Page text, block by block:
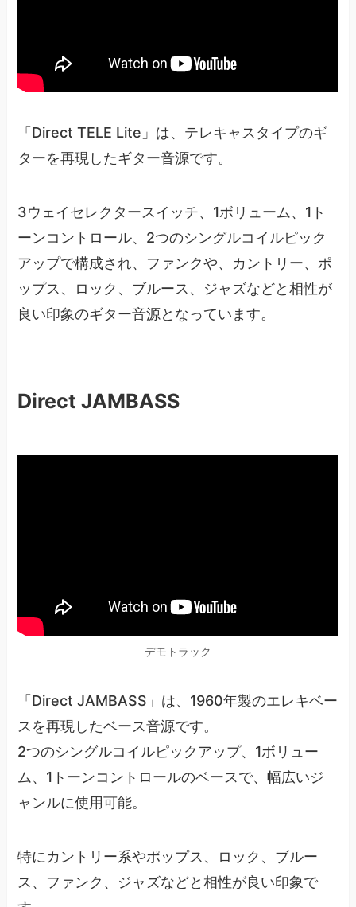
「Direct TELE Lite」は、テレキャスタイプのギ
ターを再現したギター音源です。
3ウェイセレクタースイッチ、1ボリューム、1ト
ーンコントロール、2つのシングルコイルピック
アップで構成され、ファンクや、カントリー、ポ
ップス、ロック、ブルース、ジャズなどと相性が
良い印象のギター音源となっています。
Direct JAMBASS
デモトラック
「Direct JAMBASS」は、1960年製のエレキベー
スを再現したベース音源です。
2つのシングルコイルピックアップ、1ボリュー
ム、1トーンコントロールのベースで、幅広いジ
ャンルに使用可能。
特にカントリー系やポップス、ロック、ブルー
ス、ファンク、ジャズなどと相性が良い印象で